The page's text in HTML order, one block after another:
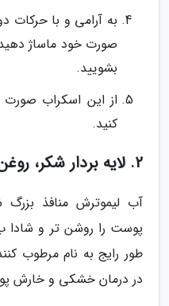
به آرامی و با حرکات
صورت خود ماساژ
بشویید.
از این اسکراب صورت
کنید.
2. لایه بردار شکر، روغن نارگیل و آب لیموترش
آب لیموترش منافذ
پوست را روشن تر و شادا
طور رایج به نام مرطوب
در درمان خشکی و خارش